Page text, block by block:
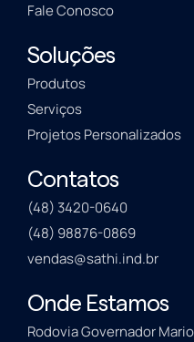
Fale Conosco
Soluções
Produtos
Serviços
Projetos Personalizados
Contatos
(48) 3420-0640
(48) 98876-0869
vendas@sathi.ind.br
Onde Estamos
Rodovia Governador